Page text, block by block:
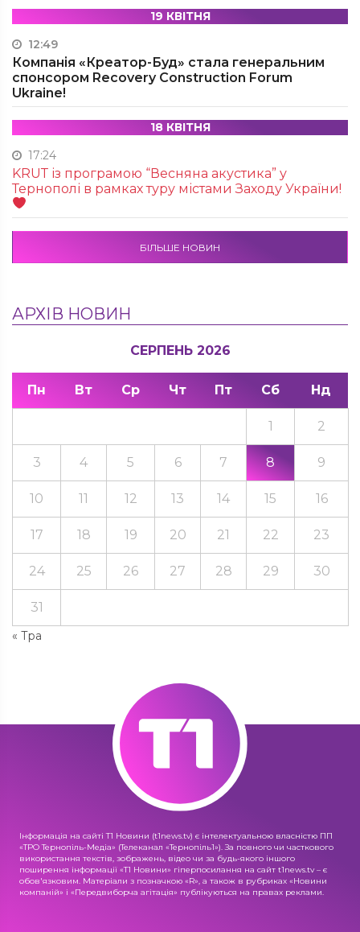
19 КВІТНЯ
12:49
Компанія «Креатор-Буд» стала генеральним
спонсором Recovery Construction Forum
Ukraine!
18 КВІТНЯ
17:24
KRUТ із програмою “Весняна акустика” у
Тернополі в рамках туру містами Заходу України!
БІЛЬШЕ НОВИН
АРХІВ НОВИН
СЕРПЕНЬ 2026
Пн Вт Ср Чт Пт Сб Нд
« Тра
1 2
3 4 5 6 7 8 9
10 11 12 13 14 15 16
17 18 19 20 21 22 23
24 25 26 27 28 29 30
31
Інформація на сайті Т1 Новини (t1news.tv) є інтелектуальною власністю ПП
«ТРО Тернопіль-Медіа» (Телеканал «Тернопіль1»). За повного чи часткового
використання текстів, зображень, відео чи за будь-якого іншого
поширення інформації «Т1 Новини» гіперпосилання на сайт t1news.tv – є
обов'язковим. Матеріали з позначкою «R», а також в рубриках «Новини
компаній» і «Передвиборча агітація» публікуються на правах реклами.